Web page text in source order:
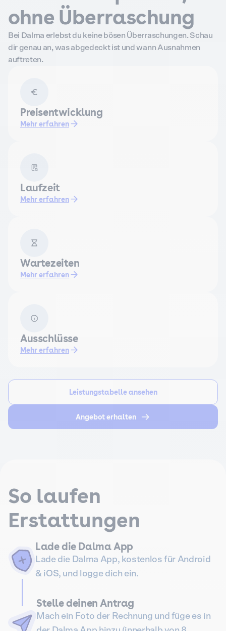
Leistungstabelle ansehen
Angebot erhalten
Preisentwicklung
Mehr erfahren
Laufzeit
Mehr erfahren
Wartezeiten
Mehr erfahren
Ausschlüsse
Mehr erfahren
ohne Überraschung
Bei Dalma erlebst du keine bösen Überraschungen. Schau
dir genau an, was abgedeckt ist und wann Ausnahmen
auftreten.
So laufen
Erstattungen
Lade die Dalma App
Lade die Dalma App, kostenlos für Android
& iOS, und logge dich ein.
Stelle deinen Antrag
Mach ein Foto der Rechnung und füge es in